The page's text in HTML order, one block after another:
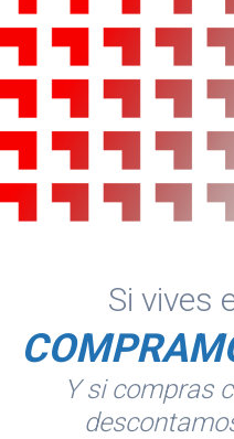
Si vives
Y si compras